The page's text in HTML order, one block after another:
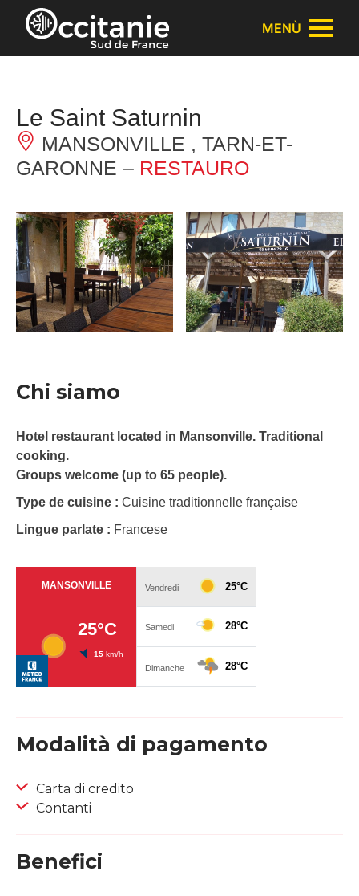
Pannello di gestione dei cookies
MENÙ
Le Saint Saturnin
MANSONVILLE , TARN-ET-
GARONNE – RESTAURO
Chi siamo
Hotel restaurant located in Mansonville. Traditional
cooking.
Groups welcome (up to 65 people).
Type de cuisine : Cuisine traditionnelle française
Lingue parlate : Francese
Modalità di pagamento
Carta di credito
Contanti
Benefici